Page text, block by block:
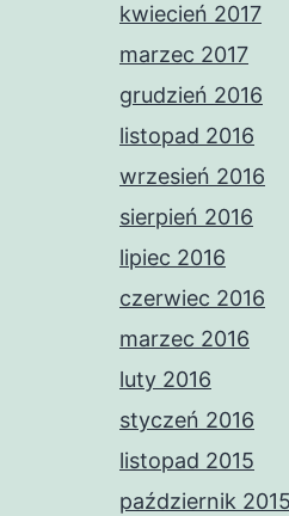
kwiecień 2017
marzec 2017
grudzień 2016
listopad 2016
wrzesień 2016
sierpień 2016
lipiec 2016
czerwiec 2016
marzec 2016
luty 2016
styczeń 2016
listopad 2015
październik 2015